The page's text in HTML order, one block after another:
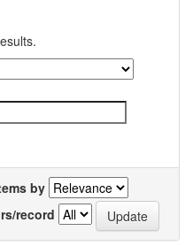
by
record